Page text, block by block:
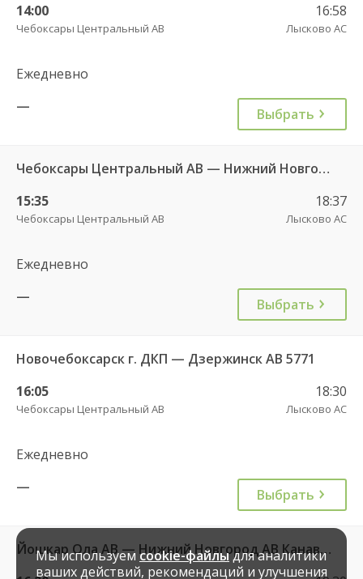
14:00
Чебоксары Центральный АВ
16:58
Лысково АС
Ежедневно
—
Выбрать
Чебоксары Центральный АВ — Нижний Новгород АС Канавинская 501
15:35
Чебоксары Центральный АВ
18:37
Лысково АС
Ежедневно
—
Выбрать
Новочебоксарск г. ДКП — Дзержинск АВ 5771
16:05
Чебоксары Центральный АВ
18:30
Лысково АС
Ежедневно
—
Выбрать
Йошкар Ола АВ — Нижний Новгород АВ Канавинский 10396
Мы используем cookie-файлыдля аналитики
ваших действий, рекомендаций и улучшения